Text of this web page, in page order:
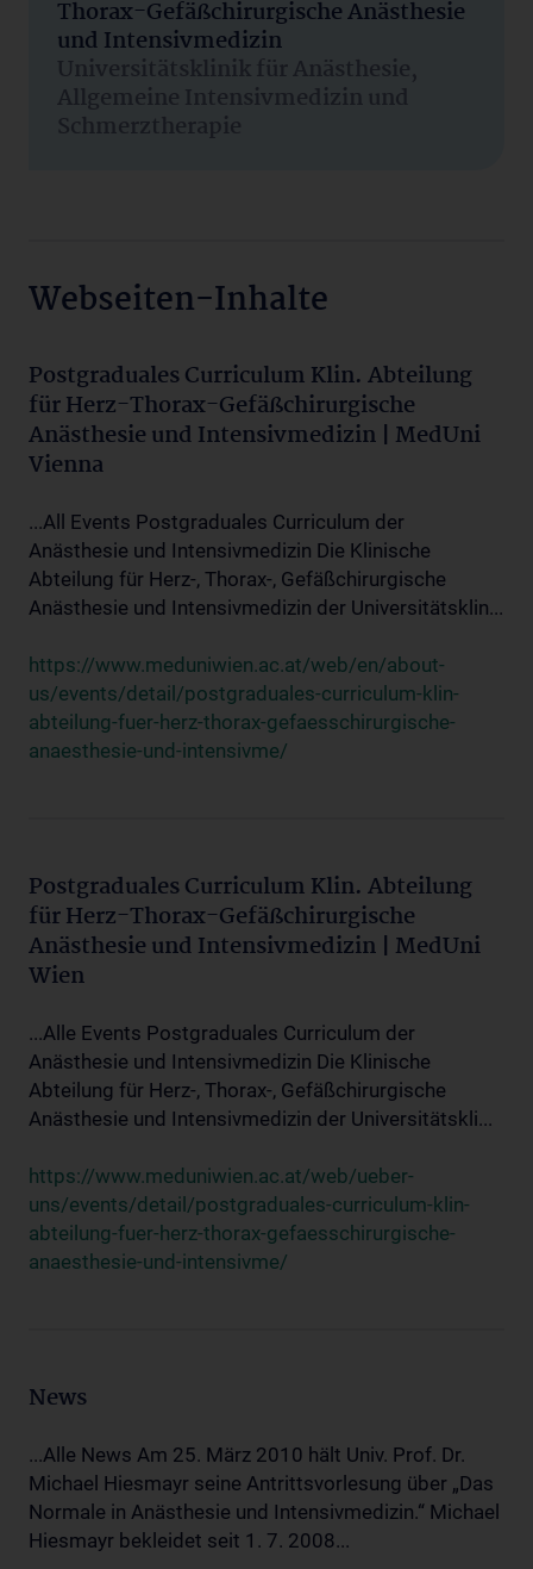
Thorax-Gefäßchirurgische Anästhesie
und Intensivmedizin
Universitätsklinik für Anästhesie,
Allgemeine Intensivmedizin und
Schmerztherapie
Webseiten-Inhalte
Postgraduales Curriculum Klin. Abteilung
für Herz-Thorax-Gefäßchirurgische
Anästhesie und Intensivmedizin | MedUni
Vienna
...All Events Postgraduales Curriculum der
Anästhesie und Intensivmedizin Die Klinische
Abteilung für Herz-, Thorax-, Gefäßchirurgische
Anästhesie und Intensivmedizin der Universitätsklin...
https://www.meduniwien.ac.at/web/en/about-
us/events/detail/postgraduales-curriculum-klin-
abteilung-fuer-herz-thorax-gefaesschirurgische-
anaesthesie-und-intensivme/
Postgraduales Curriculum Klin. Abteilung
für Herz-Thorax-Gefäßchirurgische
Anästhesie und Intensivmedizin | MedUni
Wien
...Alle Events Postgraduales Curriculum der
Anästhesie und Intensivmedizin Die Klinische
Abteilung für Herz-, Thorax-, Gefäßchirurgische
Anästhesie und Intensivmedizin der Universitätskli...
https://www.meduniwien.ac.at/web/ueber-
uns/events/detail/postgraduales-curriculum-klin-
abteilung-fuer-herz-thorax-gefaesschirurgische-
anaesthesie-und-intensivme/
News
...Alle News Am 25. März 2010 hält Univ. Prof. Dr.
Michael Hiesmayr seine Antrittsvorlesung über „Das
Normale in Anästhesie und Intensivmedizin.“ Michael
Hiesmayr bekleidet seit 1. 7. 2008...